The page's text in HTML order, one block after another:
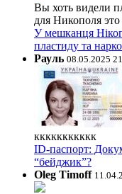
Вы хоть видели
для Никополя
У мешканця
пластиду та
Рауль 08.05.2025
ккккккккккк
ID-паспорт:
“бейджик”?
Oleg Timoff